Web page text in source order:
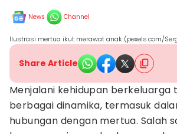
News Channel
Ilustrasi mertua ikut merawat anak (pexels.com/
Share Article
Menjalani kehidupan berkeluarga
berbagai dinamika, termasuk
hubungan dengan mertua. Salah